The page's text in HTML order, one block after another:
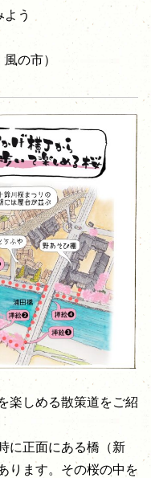
う
の市）
楽しめる散策道をご紹
に正面にある橋（新
ります。その桜の中を